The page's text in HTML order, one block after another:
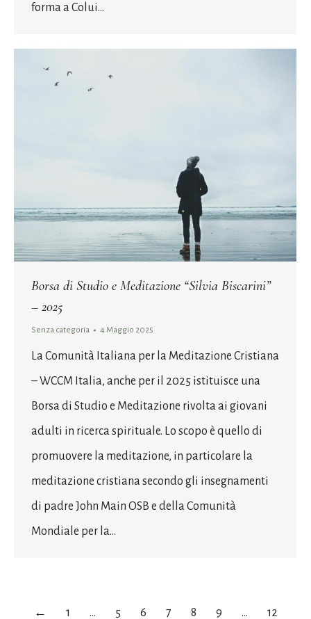
forma a Colui…
Borsa di Studio e Meditazione “Silvia Biscarini”
– 2025
Senza categoria 4 Maggio 2025
La Comunità Italiana per la Meditazione Cristiana
– WCCM Italia, anche per il 2025 istituisce una
Borsa di Studio e Meditazione rivolta ai giovani
adulti in ricerca spirituale. Lo scopo è quello di
promuovere la meditazione, in particolare la
meditazione cristiana secondo gli insegnamenti
di padre John Main OSB e della Comunità
Mondiale per la…
← 1 … 5 6 7 8 9 … 12